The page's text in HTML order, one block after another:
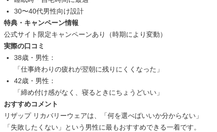
30〜40代男性向け設計
特典・キャンペーン情報
公式サイト限定キャンペーンあり（時期により変動）
実際の口コミ
38歳・男性：
「仕事終わりの疲れが翌朝に残りにくくなった」
42歳・男性：
「締め付け感がなく、寝るときにちょうどいい」
おすすめコメント
リザップ リカバリーウェアは、「何を選べばいいか分からない」
「失敗したくない」という男性に最もおすすめできる一着です。